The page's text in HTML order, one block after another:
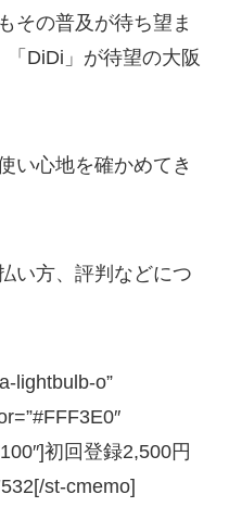
その普及が待ち望ま
DiDi」が待望の大阪
い心地を確かめてき
い方、評判などにつ
lightbulb-o”
初回登録2,500円
[/st-cmemo]